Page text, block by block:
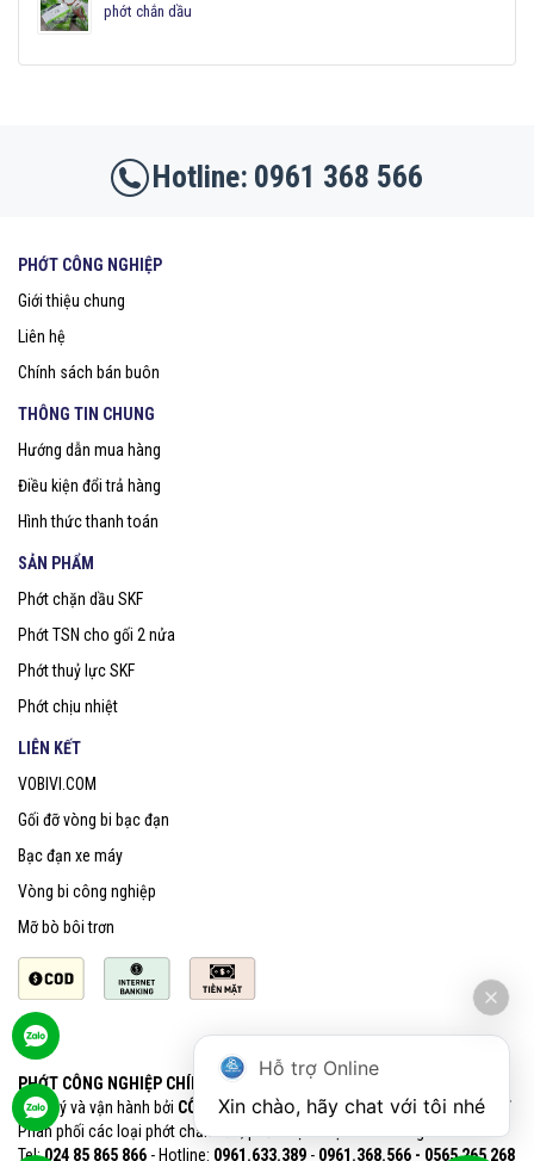
phớt chắn dầu
0961 368 566
PHỚT CÔNG NGHIỆP
Giới thiệu chung
Liên hệ
Chính sách bán buôn
THÔNG TIN CHUNG
Hướng dẫn mua hàng
Điều kiện đổi trả hàng
Hình thức thanh toán
SẢN PHẨM
Phớt chặn dầu SKF
Phớt TSN cho gối 2 nửa
Phớt thuỷ lực SKF
Phớt chịu nhiệt
LIÊN KẾT
VOBIVI.COM
Gối đỡ vòng bi bạc đạn
Bạc đạn xe máy
Vòng bi công nghiệp
Mỡ bò bôi trơn
PHỚT CÔNG NGHIỆP CHÍNH HÃNG SKF
Quản lý và vận hành bởi CÔNG TY CỔ PHẦN VOBIVI - Đại lý uỷ quyền SKF
Phân phối các loại phớt chắn dầu, phớt chịu nhiệt chính hãng SKF
Tel:024 85 865 866 - Hotline: 0961.633.389​ - 0961.368.566 - 0565 265 268​
Hỗ trợ Online
Xin chào, hãy chat với tôi nhé